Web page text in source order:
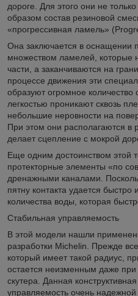
дороге. Для этого они не
образом состав резиновой
«прогрессивная ламель»
Она заключается в оснащении
множеством ламелей, которые
части, а заканчиваются на
процессе движения эти
образуют огромное количество
легкостью проникают сквозь
небольшие неровности на
При этом они располагаются в
делает сцепление с мокрой
Еще одним достоинством этой
протекторные элементы «по
дренажными каналами.
пятну контакта удается
количества воды, которая
Стабильная управляемость
В этой модели нашли
разработки Michelin. Прежде
который имеет такой радиус,
остается неизменным даже при
скутера. Данная
управляемость очень